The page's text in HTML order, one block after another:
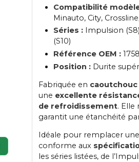
Compatibilité
Minauto, City,
Séries :Impulsion
(S10)
Référence OEM :
Position :Durite
Fabriquée en
une excellente
de refroidissement. Elle
garantit une étanchéité
Idéale pour remplacer
conforme aux
les séries listées, de